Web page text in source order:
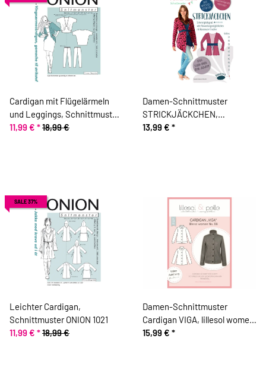
Cardigan mit Flügelärmeln
und Leggings, Schnittmuster
ONION 6022
11,99 € *18,99 €
Damen-Schnittmuster
STRICKJÄCKCHEN,
Blaubeerstern
13,99 € *
SALE 37%
Leichter Cardigan,
Schnittmuster ONION 1021
11,99 € *18,99 €
Damen-Schnittmuster
Cardigan VIGA, lillesol women
No.68
15,99 € *